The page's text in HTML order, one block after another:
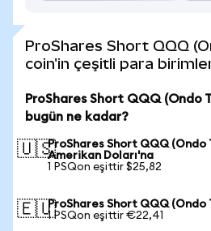
ProShares Short QQQ
coin'in çeşitli para
ProShares Short QQQ (Ondo
bugün ne kadar?
🇺🇸ProShares Short QQQ (Ondo
Amerikan Doları'na
1 PSQon eşittir $25,82
🇪🇺ProShares Short QQQ
1 PSQon eşittir €22,41